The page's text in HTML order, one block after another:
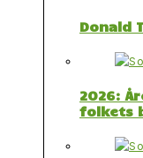
Donald
2026:
folkets